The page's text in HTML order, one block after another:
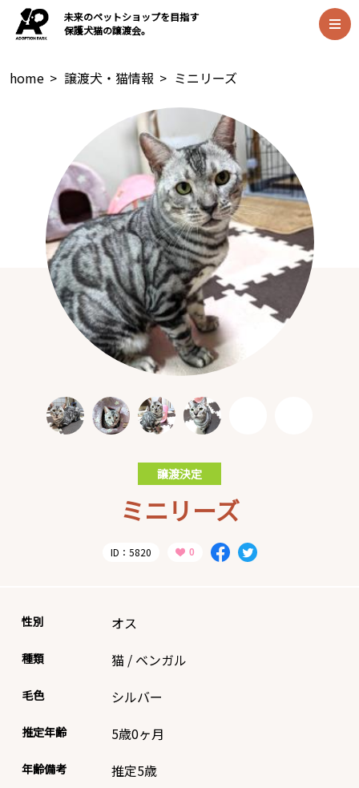
未来のペットショップを目指す
保護犬猫の譲渡会。
home > 譲渡犬・猫情報 > ミニリーズ
譲渡決定
ミニリーズ
ID：5820
性別 オス
種類 猫 / ベンガル
毛色 シルバー
推定年齢 5歳0ヶ月
年齢備考 推定5歳